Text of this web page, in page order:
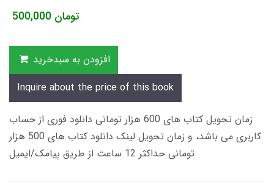
500,000 تومان
افزودن به سبدخرید
Inquire about the price of this book
زمان تحویل کتاب های 600 هزار تومانی دانلود فوری از حساب
کاربری می باشد، و زمان تحویل لینک دانلود کتاب های 500 هزار
تومانی حداکثر 12 ساعت از طریق پیامک/ایمیل